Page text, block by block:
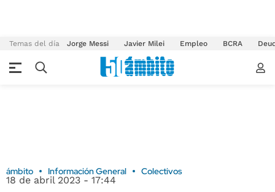
Temas del día Jorge Messi Javier Milei Empleo BCRA
ámbito Información General Colectivos
18 de abril 2023 - 17:44